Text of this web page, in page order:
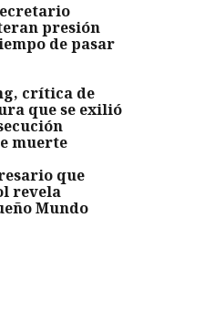
presión
de pasar
crítica de
que se exilió
muerte
que
revela
Mundo